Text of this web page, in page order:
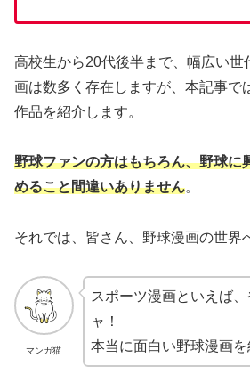
高校生から20代後半まで、幅広い世
画は数多く存在しますが、本記事で
作品を紹介します。
野球ファンの方はもちろん、野球に
めること間違いありません。
それでは、皆さん、野球漫画の世界
マンガ猫
スポーツ漫画といえば
ャ！
本当に面白い野球漫画